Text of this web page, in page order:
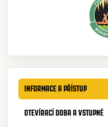
INFORMACE A PŘÍSTUP
OTEVÍRACÍ DOBA A VSTUPNÉ